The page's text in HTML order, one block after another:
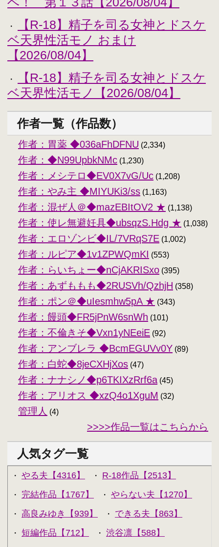
・
【R-18】精子を司る女神とドスケ
ベ天界性活モノ おまけ
【2026/08/04】
・
【R-18】精子を司る女神とドスケ
ベ天界性活モノ【2026/08/04】
作者一覧（作品数）
作者：胃薬 ◆036aFhDFNU (2,334)
作者：◆N99UpbkNMc (1,230)
作者：メシテロ◆EV0X7vG/Uc (1,208)
作者：やみ主 ◆MIYUKi3/ss (1,163)
作者：混ぜ人＠◆mazEBItOV2 ★ (1,138)
作者：使レ無避妊具◆ubsqzS.Hdg ★ (1,038)
作者：エロゾンビ◆IL/7VRqS7E (1,002)
作者：ルピア◆1v1ZPWQmKI (553)
作者：らいちょー◆nCjAKRISxo (395)
作者：あずももも◆2RUSVh/QzhjH (358)
作者：ポン＠◆uIesmhw5pA ★ (343)
作者：饅頭◆FR5jPnW6snWh (101)
作者：不倫きそ◆Vxn1yNEeiE (92)
作者：アンブレラ ◆BcmEGUVv0Y (89)
作者：白蛇◆8jeCXHjXos (47)
作者：ナナシノ◆p6TKIXzRrf6a (45)
作者：アリオス ◆xzQ4o1XguM (32)
管理人 (4)
>>>>作品一覧はこちらから
人気タグ一覧
・ やる夫【4316】 ・ R-18作品【2513】
・ 完結作品【1767】 ・ やらない夫【1270】
・ 高良みゆき【939】 ・ できる夫【863】
・ 短編作品【712】 ・ 渋谷凛【588】